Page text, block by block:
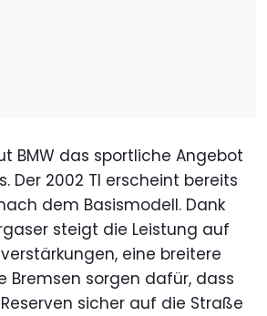
BMW das sportliche Angebot
Der 2002 TI erscheint bereits
dem Basismodell. Dank
steigt die Leistung auf
eine breitere
Bremsen sorgen dafür, dass
sicher auf die Straße